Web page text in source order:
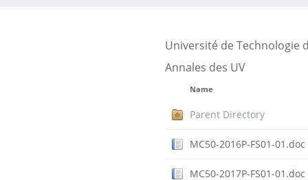
Université de Technologie
Annales des UV
Name
Parent Directory
MC50-2016P-FS01-01.doc
MC50-2017P-FS01-01.doc